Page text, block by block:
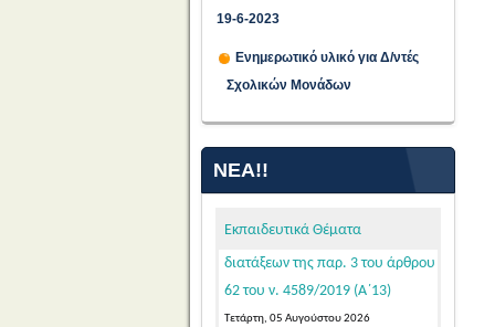
19-6-2023
Ενημερωτικό υλικό για Δ/ντές
Σχολικών Μονάδων
ΝΈΑ!!
Εκπαιδευτικά Θέματα
αιτήσεων υποψήφιων
μελών ΕΕΠ-ΕΒΠ για μόνιμο
Εκπαίδευση, σε εφαρμογή των
διατάξεων της παρ. 3 του άρθρου
62 του ν. 4589/2019 (Α΄13)
Κατόπιν της δημοσίευσης της
103542/Ε4/31-07-2026 (ΦΕΚ 39/τ.